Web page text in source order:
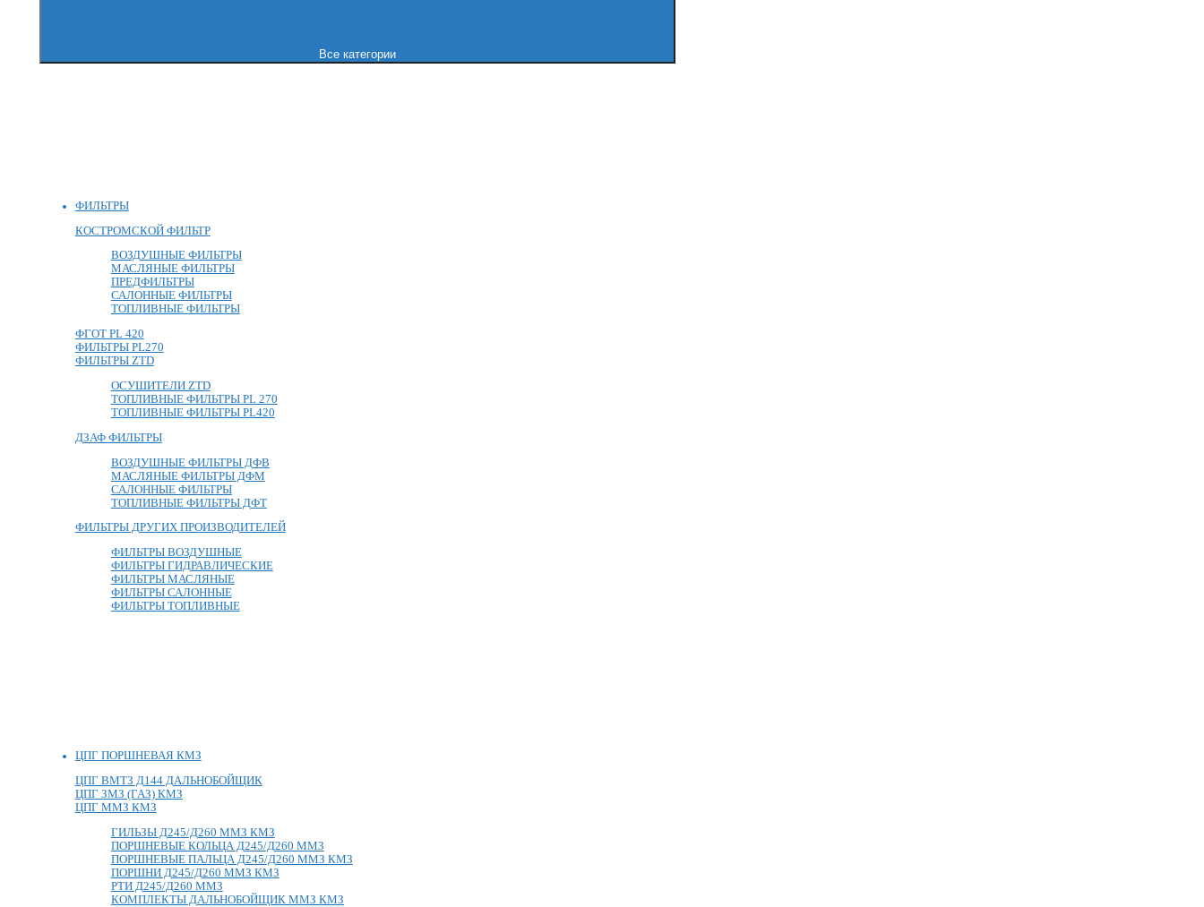
Все категории
ФИЛЬТРЫ
КОСТРОМСКОЙ ФИЛЬТР
ВОЗДУШНЫЕ ФИЛЬТРЫ
МАСЛЯНЫЕ ФИЛЬТРЫ
ПРЕДФИЛЬТРЫ
САЛОННЫЕ ФИЛЬТРЫ
ТОПЛИВНЫЕ ФИЛЬТРЫ
ФГОТ PL 420
ФИЛЬТРЫ PL270
ФИЛЬТРЫ ZTD
ОСУШИТЕЛИ ZTD
ТОПЛИВНЫЕ ФИЛЬТРЫ PL 270
ТОПЛИВНЫЕ ФИЛЬТРЫ PL420
ДЗАФ ФИЛЬТРЫ
ВОЗДУШНЫЕ ФИЛЬТРЫ ДФВ
МАСЛЯНЫЕ ФИЛЬТРЫ ДФМ
САЛОННЫЕ ФИЛЬТРЫ
ТОПЛИВНЫЕ ФИЛЬТРЫ ДФТ
ФИЛЬТРЫ ДРУГИХ ПРОИЗВОДИТЕЛЕЙ
ФИЛЬТРЫ ВОЗДУШНЫЕ
ФИЛЬТРЫ ГИДРАВЛИЧЕСКИЕ
ФИЛЬТРЫ МАСЛЯНЫЕ
ФИЛЬТРЫ САЛОННЫЕ
ФИЛЬТРЫ ТОПЛИВНЫЕ
ЦПГ ПОРШНЕВАЯ КМЗ
ЦПГ ВМТЗ Д144 ДАЛЬНОБОЙЩИК
ЦПГ ЗМЗ (ГАЗ) КМЗ
ЦПГ ММЗ КМЗ
ГИЛЬЗЫ Д245/Д260 ММЗ КМЗ
ПОРШНЕВЫЕ КОЛЬЦА Д245/Д260 ММЗ
ПОРШНЕВЫЕ ПАЛЬЦА Д245/Д260 ММЗ КМЗ
ПОРШНИ Д245/Д260 ММЗ КМЗ
РТИ Д245/Д260 ММЗ
КОМПЛЕКТЫ ДАЛЬНОБОЙЩИК ММЗ КМЗ